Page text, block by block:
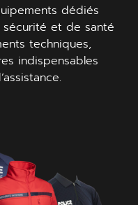
dédiés
et de santé
techniques,
indispensables